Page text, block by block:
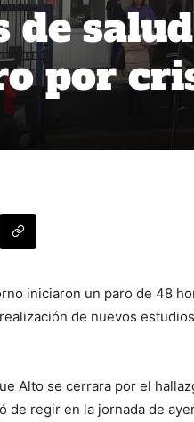
por
iniciaron un paro de 48
de nuevos
Alto se cerrara por el
de regir en la jornada de